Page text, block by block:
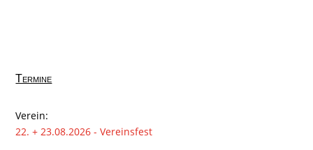
Termine
Verein:
22. + 23.08.2026 - Vereinsfest